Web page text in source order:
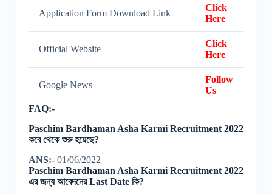
Application Form Download Link
Click
Here
Official Website
Click
Here
Google News
Follow
Us
FAQ:-
Paschim Bardhaman Asha Karmi Recruitment 2022
কবে থেকে শুরু হয়েছে?
ANS:-01/06/2022
Paschim Bardhaman Asha Karmi Recruitment 2022
এর জন্য আবেদনের Last Date কি?